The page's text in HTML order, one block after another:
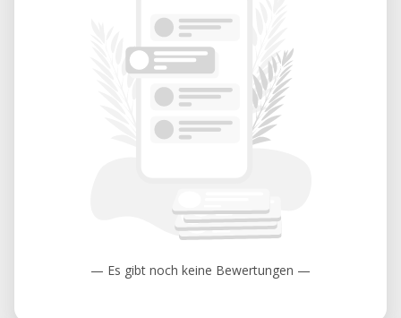
— Es gibt noch keine Bewertungen —